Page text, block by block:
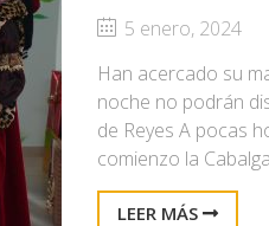
5 enero, 2024
Han acercado su
noche no podrán
de Reyes A pocas
comienzo la
LEER MÁS